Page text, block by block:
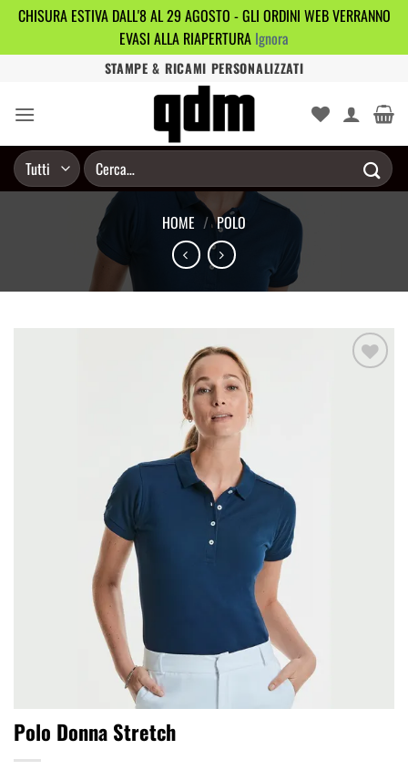
CHISURA ESTIVA DALL'8 AL 29 AGOSTO - GLI ORDINI WEB VERRANNO
EVASI ALLA RIAPERTURA Ignora
contenuti
STAMPE & RICAMI PERSONALIZZATI
Cerca:
HOME / POLO
Polo Donna Stretch